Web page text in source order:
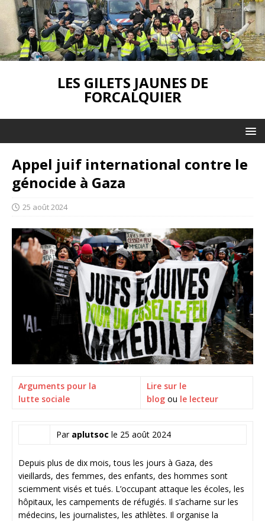
LES GILETS JAUNES DE
FORCALQUIER
Appel juif international contre le
génocide à Gaza
25 août 2024
Arguments pour la
lutte sociale
Lire sur le
blog ou le lecteur
Par aplutsoc le 25 août 2024
Depuis plus de dix mois, tous les jours à Gaza, des
vieillards, des femmes, des enfants, des hommes sont
sciemment visés et tués. L’occupant attaque les écoles, les
hôpitaux, les campements de réfugiés. Il s’acharne sur les
médecins, les journalistes, les athlètes. Il organise la